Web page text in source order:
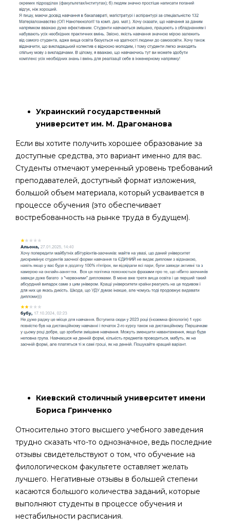
Украинский государственный
университет им. М. Драгоманова
Если вы хотите получить хорошее образование за
доступные средства, это вариант именно для вас.
Студенты отмечают умеренный уровень требований
преподавателей, доступный формат изложения,
большой объем материала, который усваивается в
процессе обучения (это обеспечивает
востребованность на рынке труда в будущем).
Киевский столичный университет имени
Бориса Гринченко
Относительно этого высшего учебного заведения
трудно сказать что-то однозначное, ведь последние
отзывы свидетельствуют о том, что обучение на
филологическом факультете оставляет желать
лучшего. Негативные отзывы в большей степени
касаются большого количества заданий, которые
выполняют студенты в процессе обучения и
нестабильности расписания.